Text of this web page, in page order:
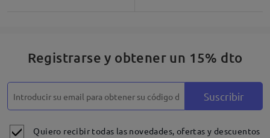
Registrarse y obtener un 15% dto
Suscribir
Quiero recibir todas las novedades, ofertas y descuentos